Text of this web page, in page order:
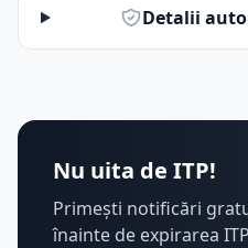
Detalii
Nu uita de ITP!
Primești notificări
înainte de expirarea